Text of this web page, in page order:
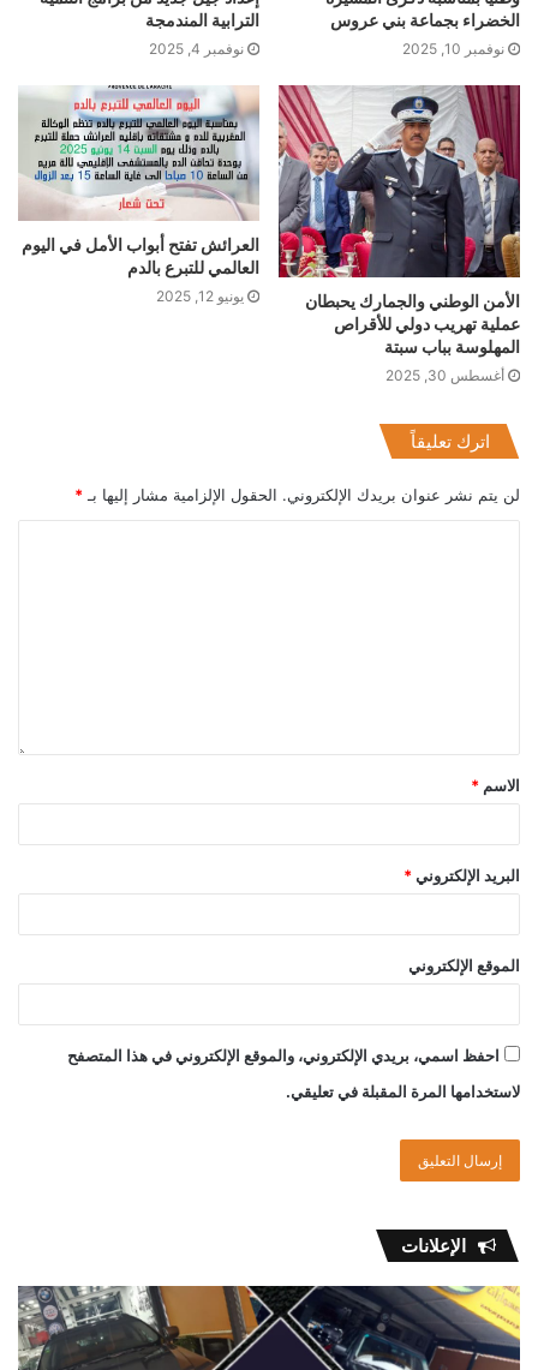
الخضراء بجماعة بني عروس
نوفمبر 10, 2025
الترابية المندمجة
نوفمبر 4, 2025
الأمن الوطني والجمارك يحبطان
عملية تهريب دولي للأقراص
المهلوسة بباب سبتة
أغسطس 30, 2025
العرائش تفتح أبواب الأمل في اليوم
العالمي للتبرع بالدم
يونيو 12, 2025
اترك تعليقاً
لن يتم نشر عنوان بريدك الإلكتروني. الحقول الإلزامية مشار إليها بـ *
الاسم *
البريد الإلكتروني *
الموقع الإلكتروني
احفظ اسمي، بريدي الإلكتروني، والموقع الإلكتروني في هذا المتصفح
لاستخدامها المرة المقبلة في تعليقي.
الإعلانات